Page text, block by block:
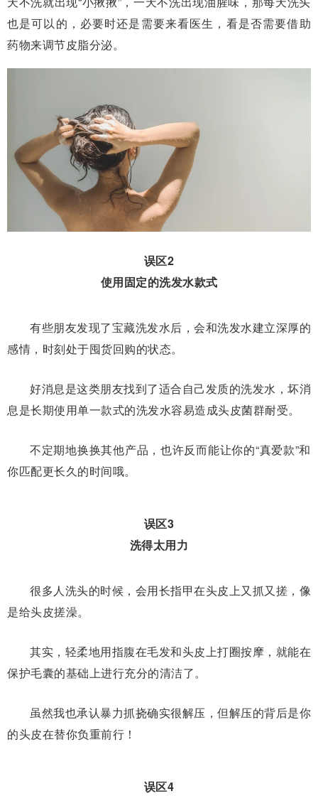
也是可以的，必要时还是需要来看医生，看是否需要借助
药物来调节皮脂分泌。
误区2
使用固定的洗发水款式
有些朋友发现了宝藏洗发水后，会和洗发水建立深厚的
感情，时刻处于囤货回购的状态。
好消息是这类朋友找到了适合自己发质的洗发水，坏消
息是长期使用单一款式的洗发水容易造成头皮菌群耐受。
不定期地换换其他产品，也许反而能让你的“真爱款”和
你匹配更长久的时间哦。
误区3
洗得太用力
很多人洗头的时候，会用长指甲在头皮上又抓又搓，像
是给头皮搓澡。
其实，轻柔地用指腹在毛发和头皮上打圈按摩，就能在
保护毛囊的基础上进行充分的清洁了。
虽然我也承认暴力抓挠确实很解压，但解压的背后是你
的头皮在替你负重前行！
误区4